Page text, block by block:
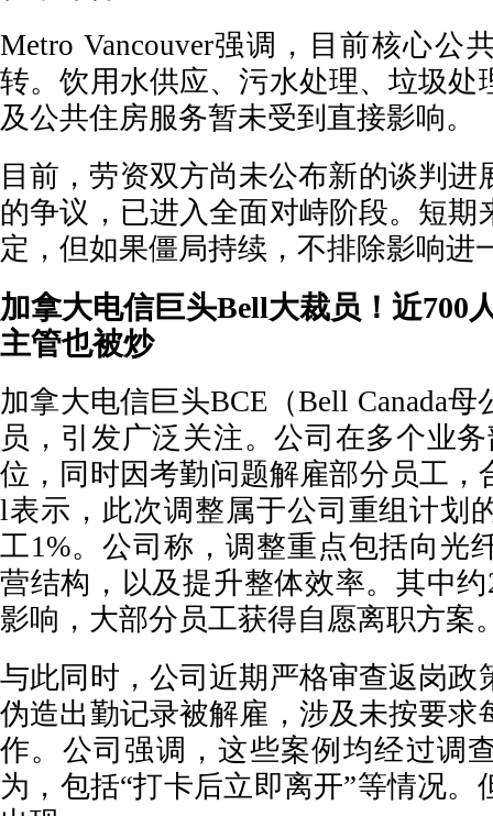
Metro Vancouver强调，目前核心公
转。饮用水供应、污水处理、垃圾处
及公共住房服务暂未受到直接影响。
目前，劳资双方尚未公布新的谈判进
的争议，已进入全面对峙阶段。短期
定，但如果僵局持续，不排除影响进
加拿大电信巨头Bell大裁员！近700
主管也被炒
加拿大电信巨头BCE（Bell Canada
员，引发广泛关注。公司在多个业
位，同时因考勤问题解雇部分员工，
l表示，此次调整属于公司重组计划
工1%。公司称，调整重点包括向光
营结构，以及提升整体效率。其中
影响，大部分员工获得自愿离职方案
与此同时，公司近期严格审查返岗政
伪造出勤记录被解雇，涉及未按要求
作。公司强调，这些案例均经过调
为，包括“打卡后立即离开”等情况。